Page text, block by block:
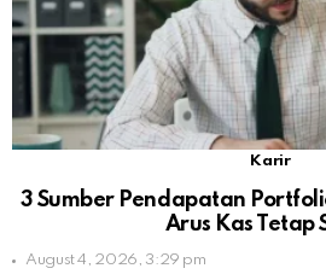
Karir
3 Sumber Pendapatan
Arus Kas Tetap
August 4, 2026, 3:29 pm